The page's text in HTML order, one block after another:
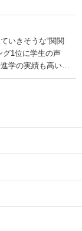
いきそうな“関関
1位に学生の声
学の実績も高い」